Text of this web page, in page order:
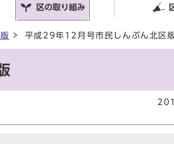
区の取り組み
平成29年12月号市民しんぶん北区